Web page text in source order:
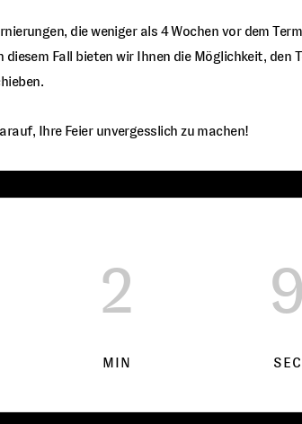
die weniger als 4 Wochen vor dem
Fall bieten wir Ihnen die Möglichkeit, den
Ihre Feier unvergesslich zu machen!
2
MIN
9
SEC